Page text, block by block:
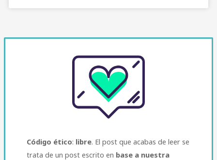
Código ético: libre. El post que acabas de leer se
trata de un post escrito en base a nuestra